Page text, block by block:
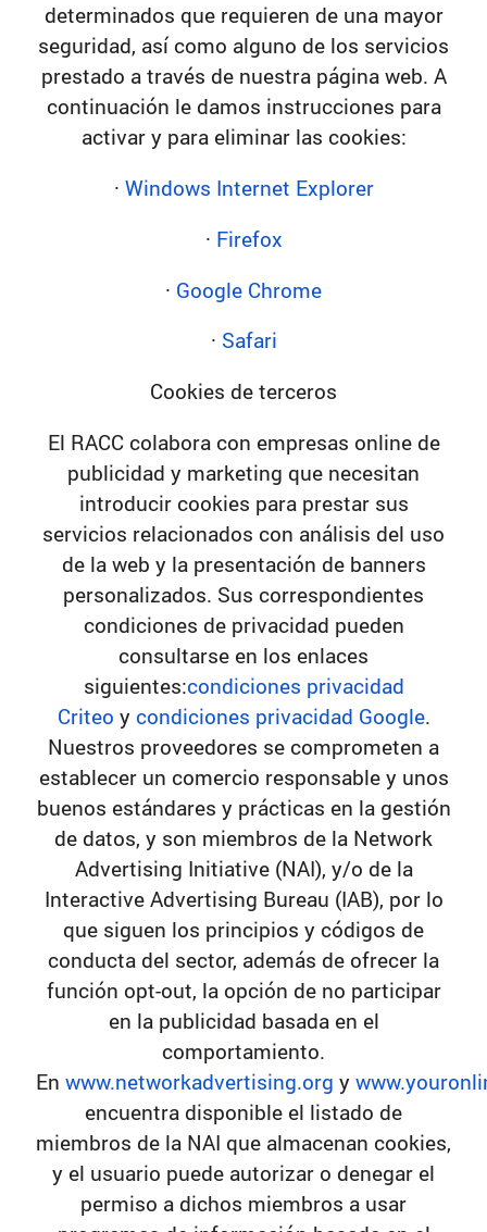
determinados que requieren de una mayor
seguridad, así como alguno de los servicios
prestado a través de nuestra página web. A
continuación le damos instrucciones para
activar y para eliminar las cookies:
· Windows Internet Explorer
· Firefox
· Google Chrome
· Safari
Cookies de terceros
El RACC colabora con empresas online de
publicidad y marketing que necesitan
introducir cookies para prestar sus
servicios relacionados con análisis del uso
de la web y la presentación de banners
personalizados. Sus correspondientes
condiciones de privacidad pueden
consultarse en los enlaces
siguientes:condiciones privacidad
Criteo y condiciones privacidad Google.
Nuestros proveedores se comprometen a
establecer un comercio responsable y unos
buenos estándares y prácticas en la gestión
de datos, y son miembros de la Network
Advertising Initiative (NAI), y/o de la
Interactive Advertising Bureau (IAB), por lo
que siguen los principios y códigos de
conducta del sector, además de ofrecer la
función opt-out, la opción de no participar
en la publicidad basada en el
comportamiento.
En www.networkadvertising.org y
encuentra disponible el listado de
miembros de la NAI que almacenan cookies,
y el usuario puede autorizar o denegar el
permiso a dichos miembros a usar